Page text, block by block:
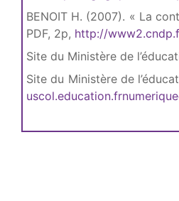
BENOIT H. (2007). « La
PDF, 2p, http://
Site du Ministère de
Site du Ministère de